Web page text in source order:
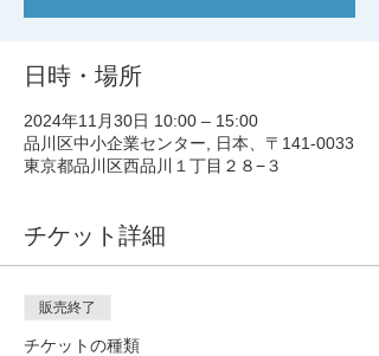
日時・場所
2024年11月30日 10:00 – 15:00
品川区中小企業センター, 日本、〒141-0033
東京都品川区西品川１丁目２８−３
チケット詳細
販売終了
チケットの種類